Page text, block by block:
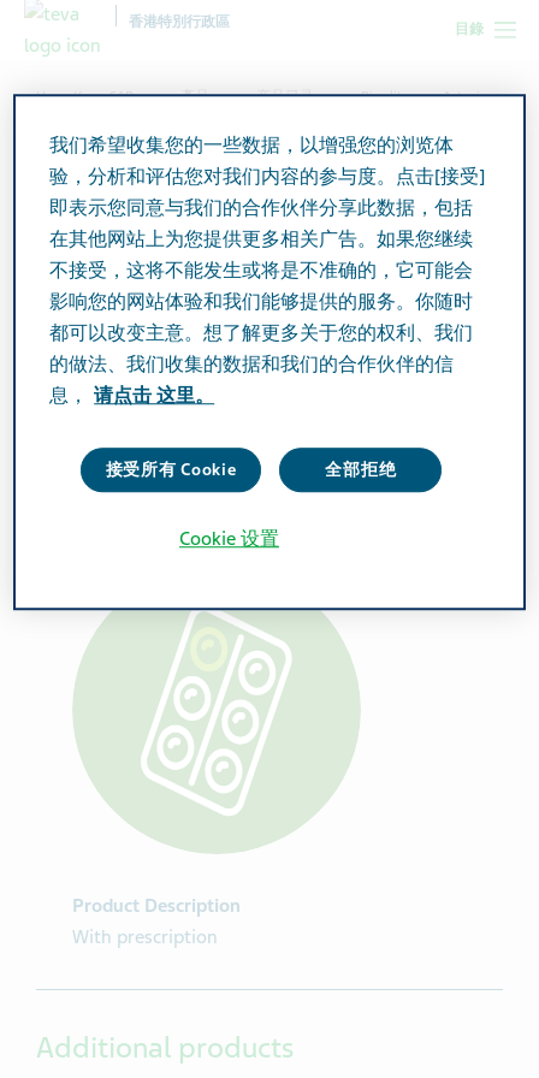
目錄
香港特別行政區
Hong Kong SAR 產品 产品目录
Pioglitazone Actavis
Pioglitazone Actavis Tablets
30mg
Active Ingredient
Pioglitazone Hydrochloride 30mg
Additional Info
Tablet
Product Description
With prescription
Additional products
我们希望收集您的一些数据，以增强您的浏览体
验，分析和评估您对我们内容的参与度。点击[接受]
即表示您同意与我们的合作伙伴分享此数据，包括
在其他网站上为您提供更多相关广告。如果您继续
不接受，这将不能发生或将是不准确的，它可能会
影响您的网站体验和我们能够提供的服务。你随时
都可以改变主意。想了解更多关于您的权利、我们
的做法、我们收集的数据和我们的合作伙伴的信
息，
请点击 这里。
接受所有 Cookie 全部拒绝
Cookie 设置